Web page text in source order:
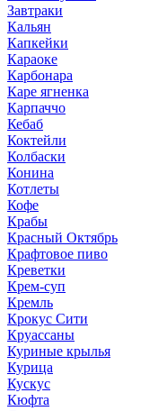
Завтраки
Кальян
Капкейки
Караоке
Карбонара
Каре ягненка
Карпаччо
Кебаб
Коктейли
Колбаски
Конина
Котлеты
Кофе
Крабы
Красный Октябрь
Крафтовое пиво
Креветки
Крем-суп
Кремль
Крокус Сити
Круассаны
Куриные крылья
Курица
Кускус
Кюфта